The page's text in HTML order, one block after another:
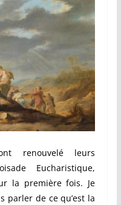
renouvelé leurs
Eucharistique,
la première fois. Je
parler de ce qu’est la